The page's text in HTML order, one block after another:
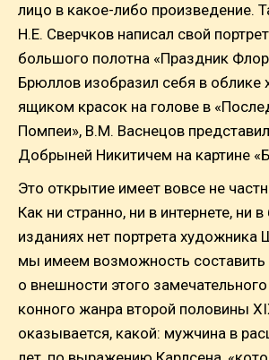
лицо в какое-либо произведение.
Н.Е. Сверчков написал свой
большого полотна «Праздник
Брюллов изобразил себя в облике
ящиком красок на голове в
Помпеи», В.М. Васнецов
Добрыней Никитичем на картине
Это открытие имеет вовсе не
Как ни странно, ни в интернете, ни
изданиях нет портрета художника
мы имеем возможность составить
о внешности этого
конного жанра второй половины
оказывается, какой: мужчина в